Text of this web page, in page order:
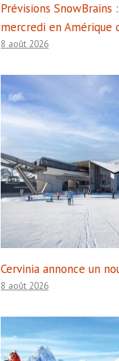
Prévisions SnowBrains
mercredi en Amérique
8 août 2026
Cervinia annonce un
8 août 2026